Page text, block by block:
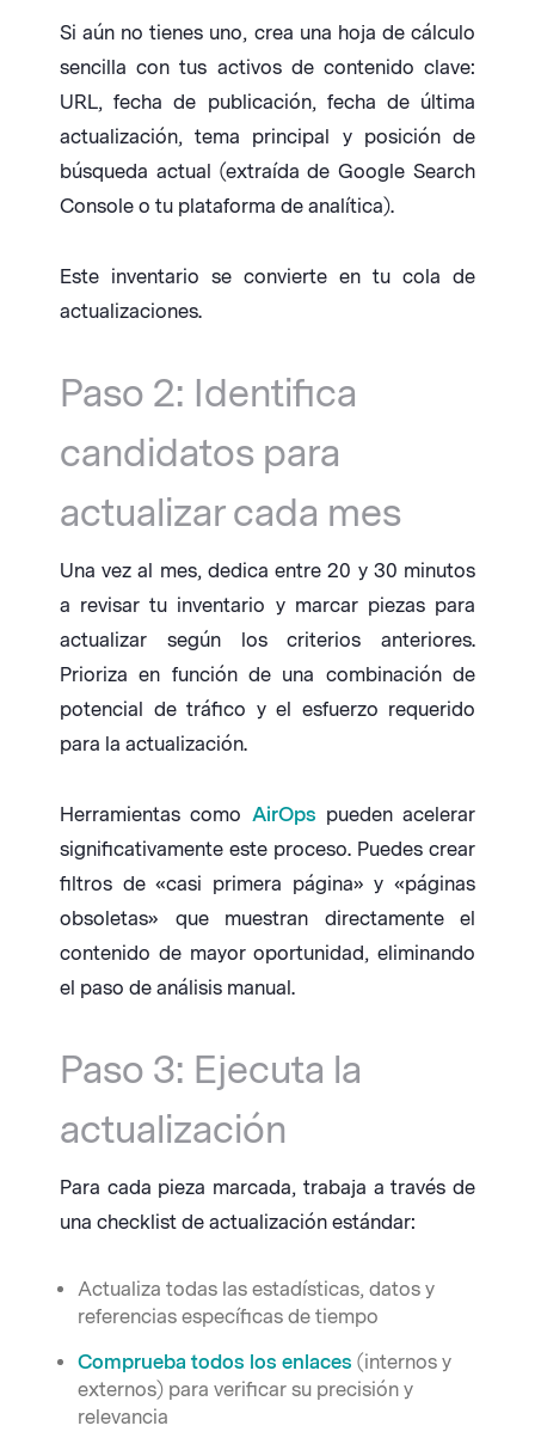
Si aún no tienes uno, crea una hoja de cálculo
sencilla con tus activos de contenido clave:
URL, fecha de publicación, fecha de última
actualización, tema principal y posición de
búsqueda actual (extraída de Google Search
Console o tu plataforma de analítica).
Este inventario se convierte en tu cola de
actualizaciones.
Paso 2: Identifica
candidatos para
actualizar cada mes
Una vez al mes, dedica entre 20 y 30 minutos
a revisar tu inventario y marcar piezas para
actualizar según los criterios anteriores.
Prioriza en función de una combinación de
potencial de tráfico y el esfuerzo requerido
para la actualización.
Herramientas como AirOps pueden acelerar
significativamente este proceso. Puedes crear
filtros de «casi primera página» y «páginas
obsoletas» que muestran directamente el
contenido de mayor oportunidad, eliminando
el paso de análisis manual.
Paso 3: Ejecuta la
actualización
Para cada pieza marcada, trabaja a través de
una checklist de actualización estándar:
Actualiza todas las estadísticas, datos y
referencias específicas de tiempo
Comprueba todos los enlaces (internos y
externos) para verificar su precisión y
relevancia